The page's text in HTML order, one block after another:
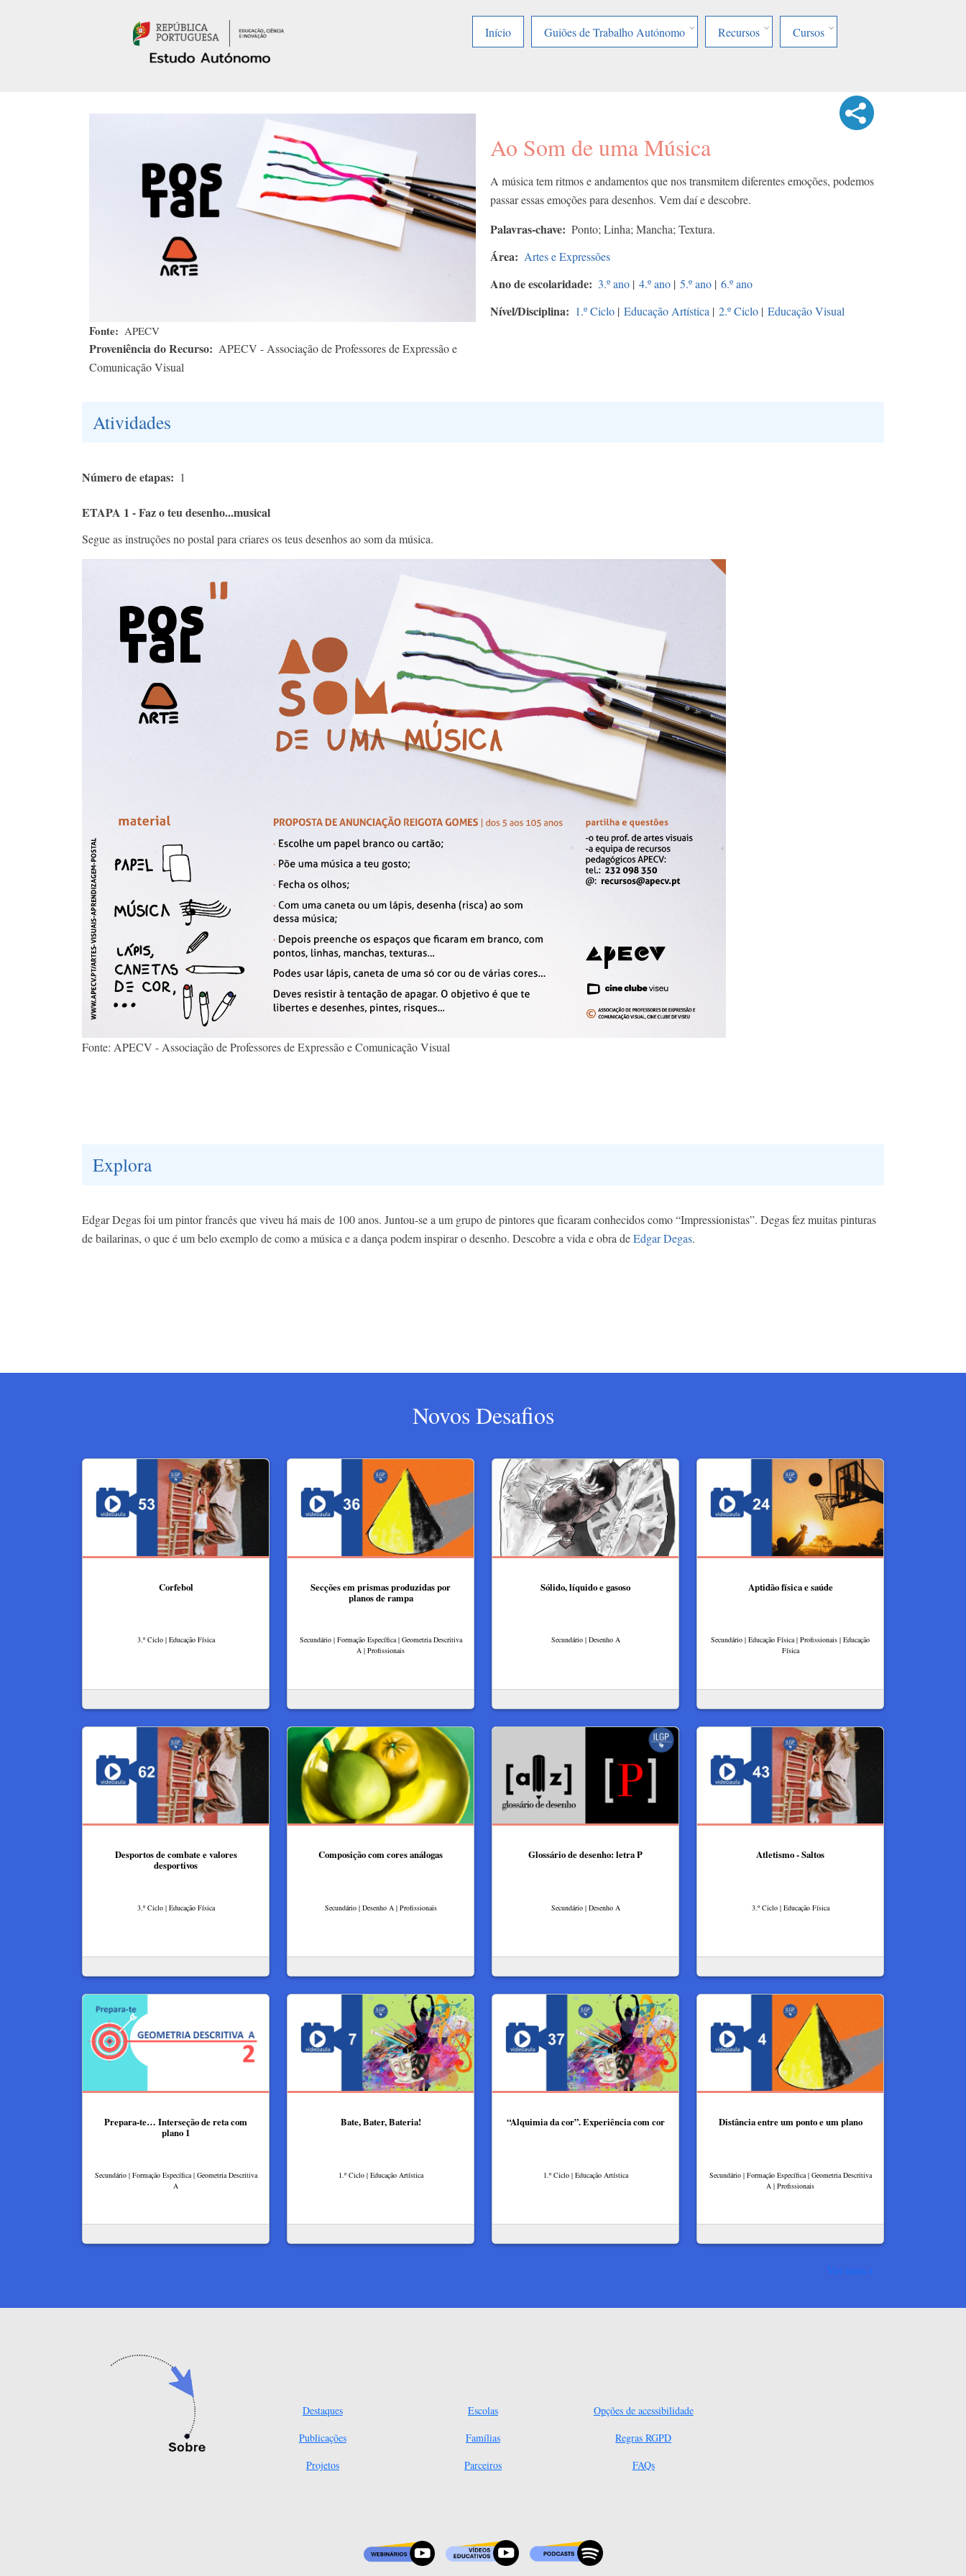
Início
Guiões de Trabalho Autónomo Recursos Cursos
Fonte APECV
Proveniência do Recurso
APECV - Associação de Professores de Expressão e
Comunicação Visual
Ao Som de uma Música
A música tem ritmos e andamentos que nos transmitem diferentes emoções, podemos
passar essas emoções para desenhos. Vem daí e descobre.
Palavras-chave Ponto; Linha; Mancha; Textura.
Área Artes e Expressões
Ano de escolaridade 3.º ano | 4.º ano | 5.º ano | 6.º ano
Nível/Disciplina 1.º Ciclo | Educação Artística | 2.º Ciclo | Educação Visual
Atividades
Número de etapas 1
ETAPA 1 - Faz o teu desenho...musical
Segue as instruções no postal para criares os teus desenhos ao som da música.
Fonte: APECV - Associação de Professores de Expressão e Comunicação Visual
Explora
Edgar Degas foi um pintor francês que viveu há mais de 100 anos. Juntou-se a um grupo de pintores que ficaram conhecidos como “Impressionistas”. Degas fez muitas pinturas
de bailarinas, o que é um belo exemplo de como a música e a dança podem inspirar o desenho. Descobre a vida e obra deEdgar Degas.
Novos Desafios
Corfebol
3.º Ciclo | Educação Física
Secções em prismas produzidas por
planos de rampa
Secundário | Formação Específica | Geometria Descritiva
A | Profissionais
Sólido, líquido e gasoso
Secundário | Desenho A
Aptidão física e saúde
Secundário | Educação Física | Profissionais | Educação
Física
Desportos de combate e valores
desportivos
3.º Ciclo | Educação Física
Composição com cores análogas
Secundário | Desenho A | Profissionais
Glossário de desenho: letra P
Secundário | Desenho A
Atletismo - Saltos
3.º Ciclo | Educação Física
Prepara-te… Interseção de reta com
plano 1
Secundário | Formação Específica | Geometria Descritiva
A
Bate, Bater, Bateria!
1.º Ciclo | Educação Artística
“Alquimia da cor”. Experiência com cor
1.º Ciclo | Educação Artística
Distância entre um ponto e um plano
Secundário | Formação Específica | Geometria Descritiva
A | Profissionais
Ver mais
Destaques
Publicações
Projetos
Escolas
Famílias
Parceiros
Opções de acessibilidade
Regras RGPD
FAQs